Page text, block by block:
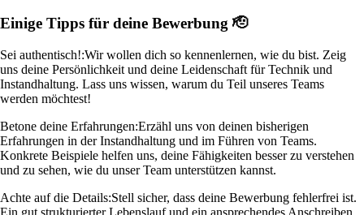
Einige Tipps für deine Bewerbung 🫡
Sei authentisch!:Wir wollen dich so kennenlernen, wie du bist. Zeig
uns deine Persönlichkeit und deine Leidenschaft für Technik und
Instandhaltung. Lass uns wissen, warum du Teil unseres Teams
werden möchtest!
Betone deine Erfahrungen:Erzähl uns von deinen bisherigen
Erfahrungen in der Instandhaltung und im Führen von Teams.
Konkrete Beispiele helfen uns, deine Fähigkeiten besser zu verstehen
und zu sehen, wie du unser Team unterstützen kannst.
Achte auf die Details:Stell sicher, dass deine Bewerbung fehlerfrei ist.